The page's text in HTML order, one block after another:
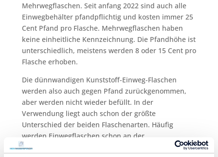
Mehrwegflaschen. Seit anfang 2022 sind auch alle
Einwegbehälter pfandpflichtig und kosten immer 25
Cent Pfand pro Flasche. Mehrwegflaschen haben
keine einheitliche Kennzeichnung. Die Pfandhöhe ist
unterschiedlich, meistens werden 8 oder 15 Cent pro
Flasche erhoben.
Die dünnwandigen Kunststoff-Einweg-Flaschen
werden also auch gegen Pfand zurückgenommen,
aber werden nicht wieder befüllt. In der
Verwendung liegt auch schon der größte
Unterschied der beiden Flaschenarten. Häufig
werden Einwegflaschen schon an der
Pfandannahmestelle zerquetscht und später